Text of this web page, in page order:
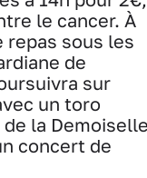
le cancer. À
repas sous les
de
sur
un toro
la
concert de